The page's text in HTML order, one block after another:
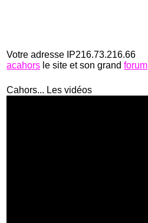
Votre adresse IP216.73.216.66
acahors le site et son grand forum
Cahors... Les vidéos